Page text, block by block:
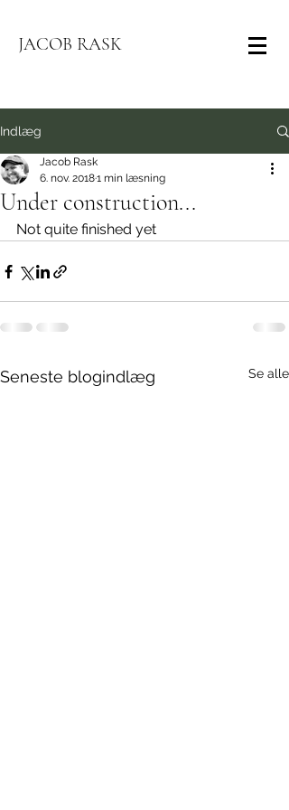
JACOB RASK
Indlæg
Under construction...
Jacob Rask
6. nov. 20181 min læsning
Not quite finished yet
Seneste blogindlæg Se alle